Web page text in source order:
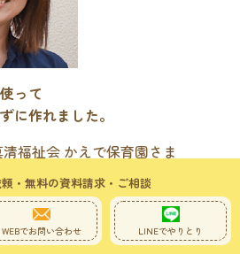
・無料の資料請求・ご相談
WEBでお問い合わせ LINEでやりとり
って
に作れました。
福祉会 かえで保育園さま